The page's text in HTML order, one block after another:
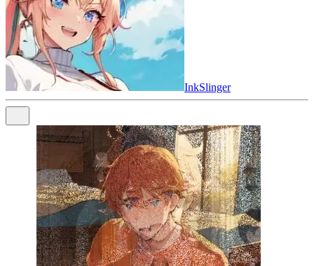
InkSlinger